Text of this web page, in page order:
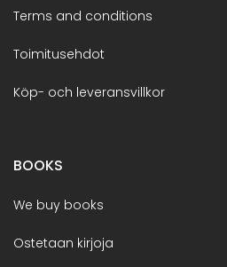
Terms and conditions
Toimitusehdot
Köp- och leveransvillkor
BOOKS
We buy books
Ostetaan kirjoja